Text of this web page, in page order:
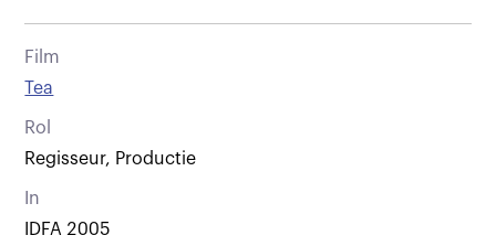
Film
Tea
Rol
Regisseur, Productie
In
IDFA 2005